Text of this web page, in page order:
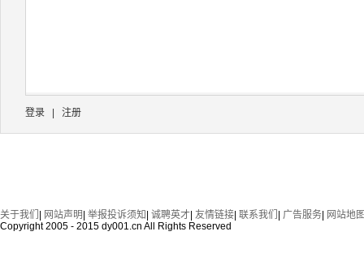
登录 注册
关于我们 网站声明 举报投诉须知 诚聘英才 友情链接 联系我们 广告服务 网站地
Copyright 2005 - 2015 dy001.cn All Rights Reserved